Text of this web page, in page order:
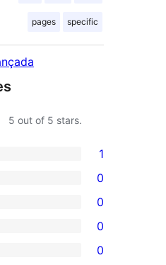
pages specific
5 out of 5 stars.
1
0
0
0
0